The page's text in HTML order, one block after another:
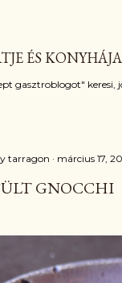
ÉS KONYHÁJA
gasztroblogot" keresi,
tarragon március 17,
GNOCCHI